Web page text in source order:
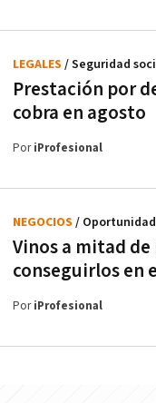
Prestación por
cobra en agosto
LEGALES / Seguridad
PoriProfesional
Vinos a mitad
conseguirlos en
NEGOCIOS / Oportunidad
PoriProfesional